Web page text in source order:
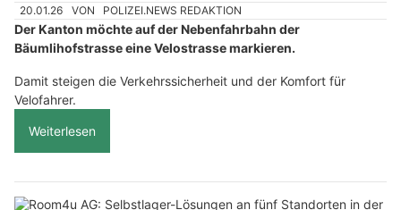
20.01.26 VON POLIZEI.NEWS REDAKTION
Der Kanton möchte auf der Nebenfahrbahn der
Bäumlihofstrasse eine Velostrasse markieren.
Damit steigen die Verkehrssicherheit und der Komfort für
Velofahrer.
Weiterlesen